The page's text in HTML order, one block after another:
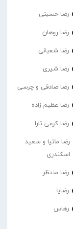
رضا حسینی
رضا روهان
رضا شعبانی
رضا شیری
رضا صادقی و چرسی
رضا عظیم زاده
رضا کرمی تارا
رضا ماتیا و سعید
اسکندری
رضا منتظر
رضایا
رهاس